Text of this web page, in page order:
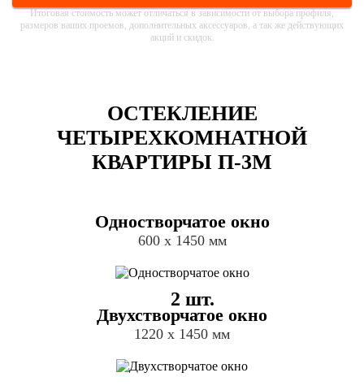
Итоговая стоимость может отличаться в зависимости от выбора профиля,
размеров ваших проемов, дополнительных аксессуаров, а так же действующих
акций и скидок.
ОСТЕКЛЕНИЕ
ЧЕТЫРЕХКОМНАТНОЙ
КВАРТИРЫ П-3М
Одностворчатое окно
600 х 1450 мм
2 шт.
Двухстворчатое окно
1220 х 1450 мм